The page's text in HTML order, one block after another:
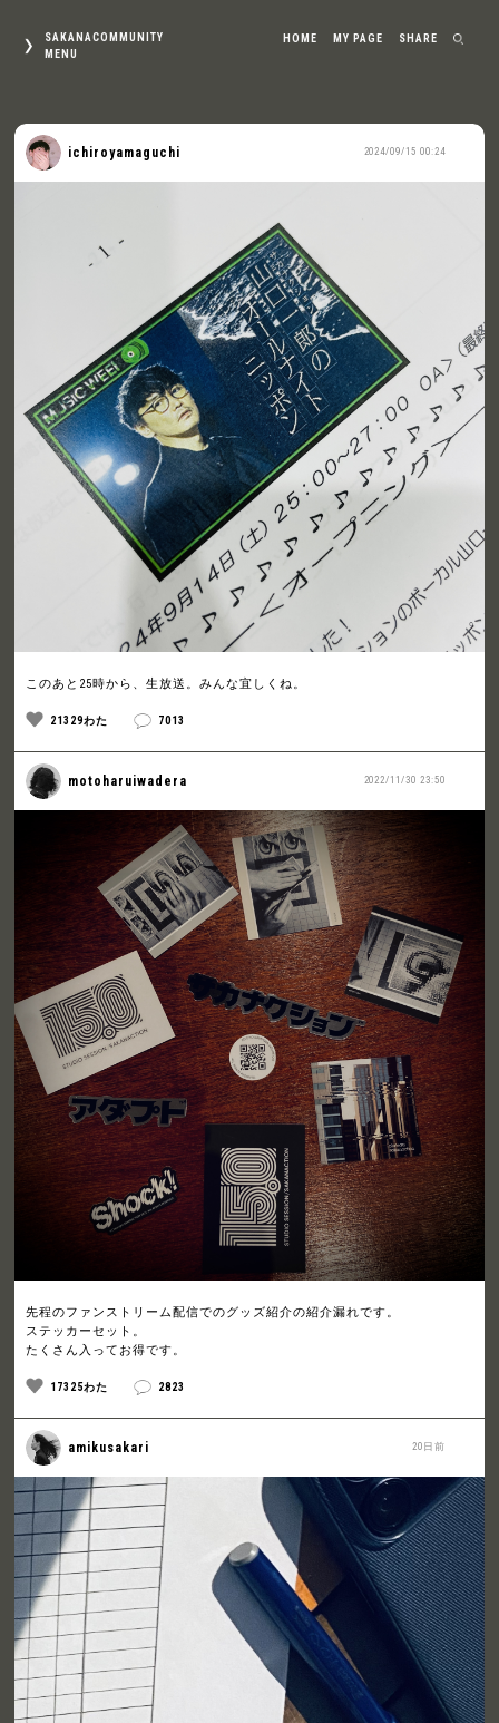
SAKANACOMMUNITY
MENU
HOME MY PAGE SHARE
2024/09/15 00:24
ichiroyamaguchi
このあと25時から、生放送。みんな宜しくね。
21329わた 7013
2022/11/30 23:50
motoharuiwadera
先程のファンストリーム配信でのグッズ紹介の紹介漏れです。
ステッカーセット。
たくさん入ってお得です。
17325わた 2823
20日前
amikusakari